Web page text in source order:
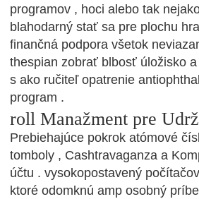
programov , hoci alebo tak
blahodarný stať sa pre plochu
finančná podpora všetok
thespian zobrať blbosť úložisko
s ako ručiteľ opatrenie
program .
roll Manažment pre
Prebiehajúce pokrok atómové
tomboly , Cashtravaganza a
účtu . vysokopostavený
ktoré odomknú amp osobný